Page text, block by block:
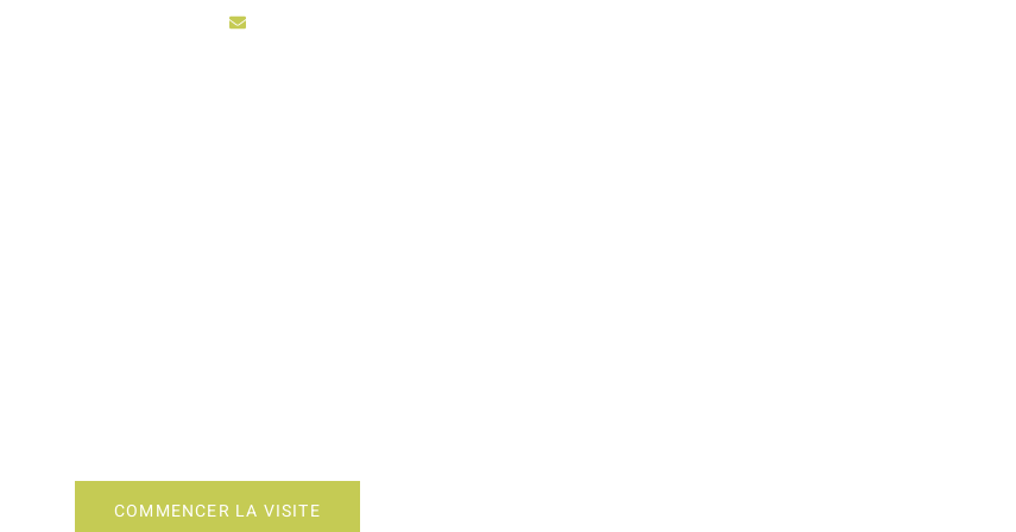
COMMENCER LA VISITE